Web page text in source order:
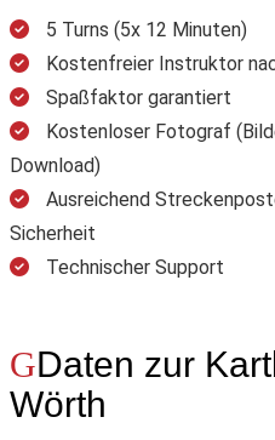
5 Turns (5x 12 Minuten)
Kostenfreier Instruktor
Spaßfaktor garantiert
Kostenloser Fotograf
Download)
Ausreichend
Sicherheit
Technischer Support
Daten zur
Wörth